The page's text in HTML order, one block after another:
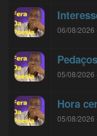
06/08/2026
05/08/2026
Hora
05/08/2026